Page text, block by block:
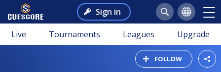
Sign in
Live Tournaments Leagues Upgrade
FOLLOW